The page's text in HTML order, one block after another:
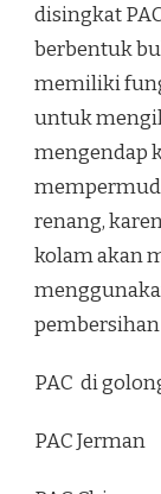
disingkat
berbentuk
memiliki
untuk
mengendap
renang,
kolam akan
PAC di
PAC Jerman